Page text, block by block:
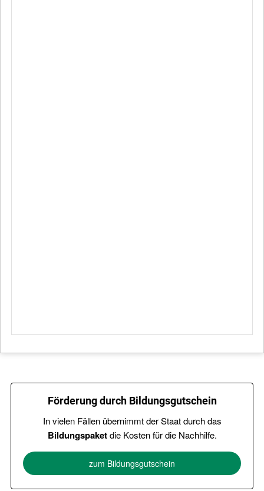
Förderung durch Bildungsgutschein
In vielen Fällen übernimmt der Staat durch das
Bildungspaketdie Kosten für die Nachhilfe.
zum Bildungsgutschein